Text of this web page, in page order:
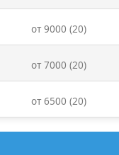
от 9000 (20)
от 7000 (20)
от 6500 (20)